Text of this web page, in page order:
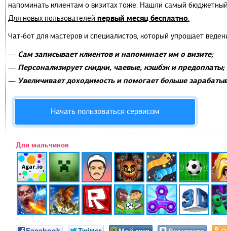
напоминать клиентам о визитах тоже. Нашли самый
Для новых пользователей первый месяц бесплатно.
Чат-бот для мастеров и специалистов, который упрощает
— Сам записывает клиентов и напоминает им о визите;
— Персонализирует скидки, чаевые, кэшбэк и предоплаты;
— Увеличивает доходимость и помогает больше
Начать пользоваться сервисом
Для мальчиков